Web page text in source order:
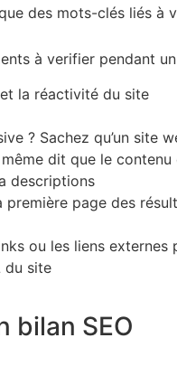
des mots-clés liés à
à verifier pendant
la réactivité du site
? Sachez qu’un
dit que le contenu
descriptions
première page des
ou les liens
du site
bilan SEO